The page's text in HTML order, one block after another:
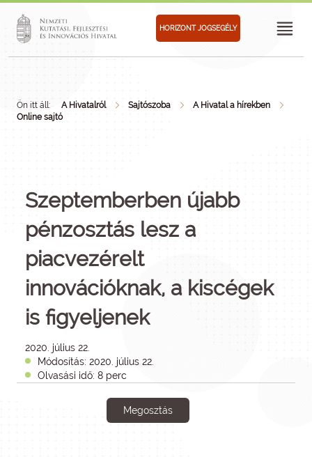
HORIZONT JOGSEGÉLY
Ön itt áll: A Hivatalról Sajtószoba
A Hivatal a hírekben
Online sajtó
Szeptemberben újabb
pénzosztás lesz a
piacvezérelt
innovációknak, a kiscégek
is figyeljenek
2020. július 22.
Módosítás: 2020. július 22.
Olvasási idő: 8 perc
Megosztás